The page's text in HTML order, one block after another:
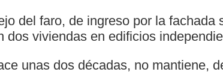
del faro, de ingreso por la fachada
dos viviendas en edificios
unas dos décadas, no mantiene,